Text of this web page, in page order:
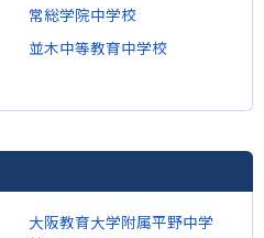
常総学院中学校
並木中等教育中学校
大阪教育大学附属平野中学